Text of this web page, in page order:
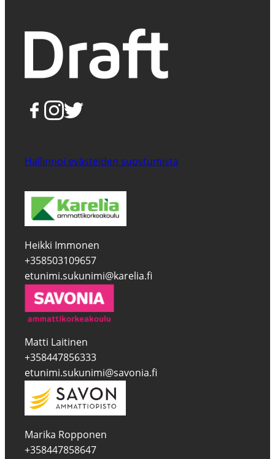
Hallinnoi evästeiden suostumista
Heikki Immonen
+358503109657
etunimi.sukunimi@karelia.fi
Matti Laitinen
+358447856333
etunimi.sukunimi@savonia.fi
Marika Ropponen
+358447858647